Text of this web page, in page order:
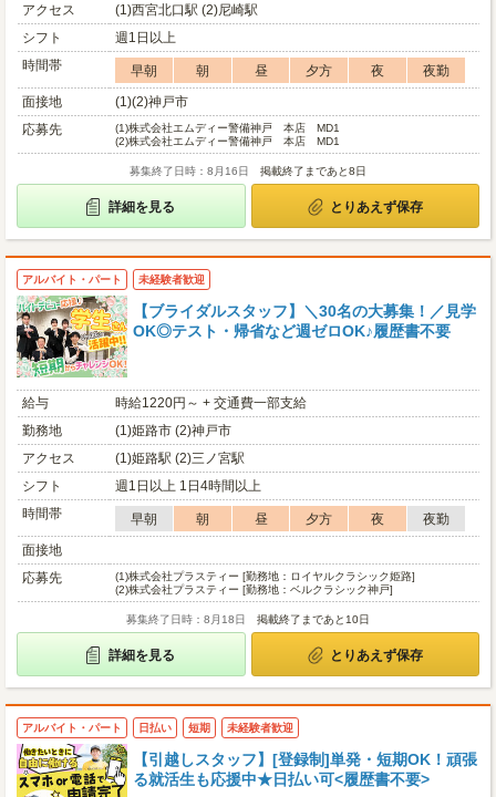
アクセス
(1)西宮北口駅 (2)尼崎駅
シフト
週1日以上
時間帯
早朝 朝 昼 夕方 夜
夜勤
面接地
(1)(2)神戸市
応募先
(1)株式会社エムディー警備神戸 本店 MD1
(2)株式会社エムディー警備神戸 本店 MD1
募集終了日時：8月16日 掲載終了まであと8日
詳細を見る とりあえず保存
アルバイト・パート 未経験者歓迎
【ブライダルスタッフ】＼30名の大募集！／見学
OK◎テスト・帰省など週ゼロOK♪履歴書不要
給与
時給1220円～ + 交通費一部支給
勤務地
(1)姫路市 (2)神戸市
アクセス
(1)姫路駅 (2)三ノ宮駅
シフト
週1日以上 1日4時間以上
時間帯
早朝 朝 昼 夕方 夜
夜勤
面接地
応募先
(1)株式会社プラスティー [勤務地：ロイヤルクラシック姫路]
(2)株式会社プラスティー [勤務地：ベルクラシック神戸]
募集終了日時：8月18日 掲載終了まであと10日
詳細を見る とりあえず保存
アルバイト・パート 日払い 短期 未経験者歓迎
【引越しスタッフ】[登録制]単発・短期OK！頑張
る就活生も応援中★日払い可<履歴書不要>